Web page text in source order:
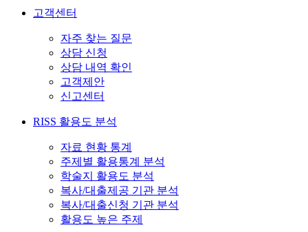
고객센터
자주 찾는 질문
상담 신청
상담 내역 확인
고객제안
신고센터
RISS 활용도 분석
자료 현황 통계
주제별 활용통계 분석
학술지 활용도 분석
복사/대출제공 기관 분석
복사/대출신청 기관 분석
활용도 높은 주제